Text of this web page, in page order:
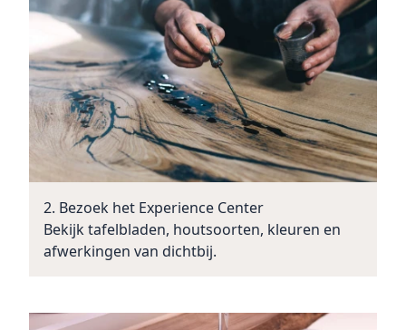
2. Bezoek het Experience Center
Bekijk tafelbladen, houtsoorten, kleuren en
afwerkingen van dichtbij.